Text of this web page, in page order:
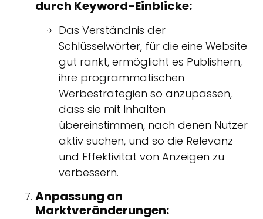
durch Keyword-Einblicke:
Das Verständnis der
Schlüsselwörter, für die eine Website
gut rankt, ermöglicht es Publishern,
ihre programmatischen
Werbestrategien so anzupassen,
dass sie mit Inhalten
übereinstimmen, nach denen Nutzer
aktiv suchen, und so die Relevanz
und Effektivität von Anzeigen zu
verbessern.
Anpassung an
Marktveränderungen: